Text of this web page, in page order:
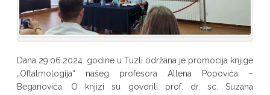
Dana 29.06.2024. godine u Tuzli održana je promocija knjige
„Oftalmologija“ našeg profesora Allena Popovića –
Beganovića. O knjizi su govorili prof. dr. sc. Suzana